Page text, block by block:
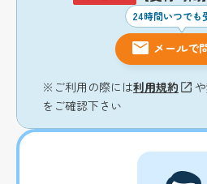
24時間いつでも
メールで
※ご利用の際には利用規約 や
をご確認下さい